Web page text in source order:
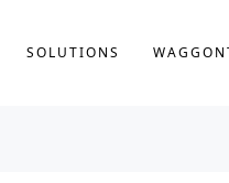
SOLUTIONS